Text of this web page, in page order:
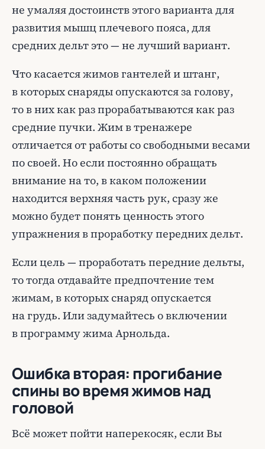
не умаляя достоинств этого варианта для
развития мышц плечевого пояса, для
средних дельт это — не лучший вариант.
Что касается жимов гантелей и штанг,
в которых снаряды опускаются за голову,
то в них как раз прорабатываются как раз
средние пучки. Жим в тренажере
отличается от работы со свободными весами
по своей. Но если постоянно обращать
внимание на то, в каком положении
находится верхняя часть рук, сразу же
можно будет понять ценность этого
упражнения в проработку передних дельт.
Если цель — проработать передние дельты,
то тогда отдавайте предпочтение тем
жимам, в которых снаряд опускается
на грудь. Или задумайтесь о включении
в программу жима Арнольда.
Ошибка вторая: прогибание
спины во время жимов над
головой
Всё может пойти наперекосяк, если Вы